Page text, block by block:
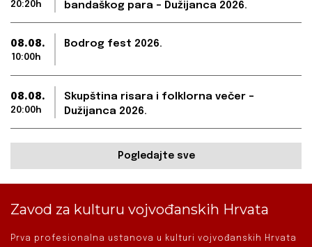
20:20h
bandaškog para – Dužijanca 2026.
08.08.
10:00h
Bodrog fest 2026.
08.08.
20:00h
Skupština risara i folklorna večer –
Dužijanca 2026.
Pogledajte sve
Zavod za kulturu vojvođanskih Hrvata
Prva profesionalna ustanova u kulturi vojvođanskih Hrvata